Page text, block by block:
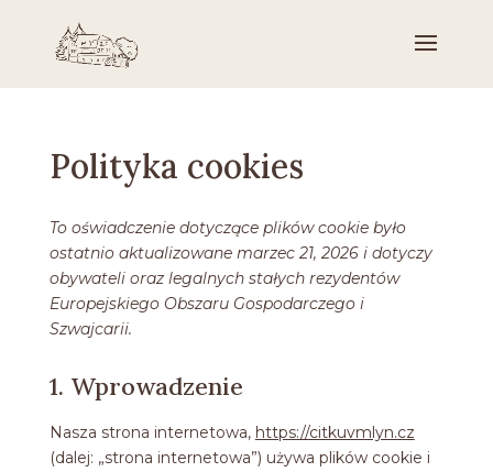
Polityka cookies
To oświadczenie dotyczące plików cookie było
ostatnio aktualizowane marzec 21, 2026 i dotyczy
obywateli oraz legalnych stałych rezydentów
Europejskiego Obszaru Gospodarczego i
Szwajcarii.
1. Wprowadzenie
Nasza strona internetowa, https://citkuvmlyn.cz
(dalej: „strona internetowa”) używa plików cookie i